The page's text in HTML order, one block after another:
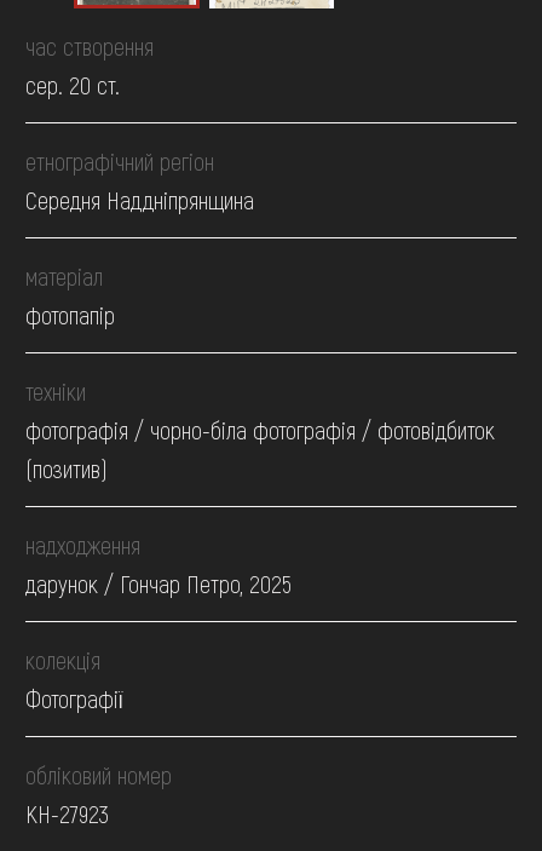
час створення
сер. 20 ст.
етнографічний регіон
Середня Наддніпрянщина
матеріал
фотопапір
техніки
фотографія / чорно-біла фотографія / фотовідбиток
(позитив)
надходження
дарунок / Гончар Петро, 2025
колекція
Фотографії
обліковий номер
КН-27923